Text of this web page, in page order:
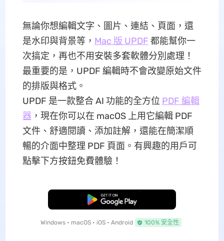
無論你想編輯文字、圖片、連結、頁面，還
是水印與背景等， Mac 版 UPDF 都能幫你一
次搞定，再也不用安裝多套軟體分別處理！
最重要的是，UPDF 編輯時不會改變原始文件
的排版與格式。
UPDF 是一款整合 AI 功能的全方位 PDF 編輯
器 ，現在你可以在 macOS 上用它編輯 PDF
文件、舒適閱讀、添加註解，還能在簡潔順
暢的介面中整理 PDF 頁面。有興趣的用戶可
點擊下方按鈕免費體驗！
免費下載
Windows • macOS • iOS • Android 100% 安全性